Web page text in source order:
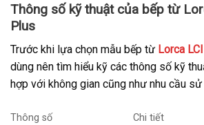
Thông số kỹ thuật của bếp từ
Plus
Trước khi lựa chọn mẫu bếp từ Lorca
dùng nên tìm hiểu kỹ các thông số kỹ
hợp với không gian cũng như nhu cầu sử
Thông số
Chi tiết